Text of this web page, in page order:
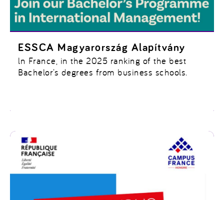
ln France, in the 2025 ranking of the best
Bachelor’s degrees from business schools.
ESSCA Magyarország Alapítvány